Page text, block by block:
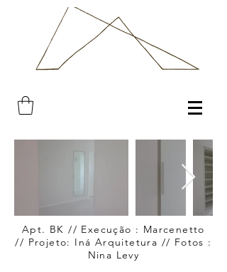
Apt. BK // Execução : Marcenetto
// Projeto: Iná Arquitetura // Fotos :
Nina Levy